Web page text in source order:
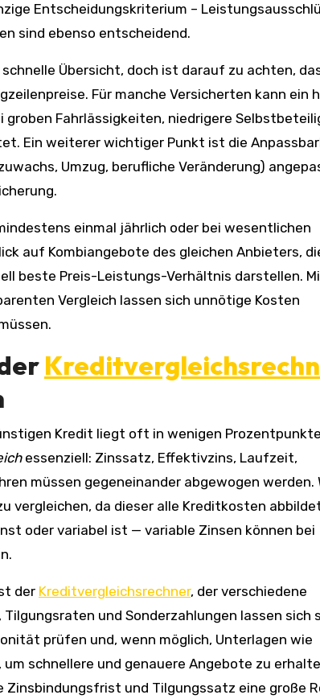
Entscheidungskriterium –
sind ebenso entscheidend.
Übersicht, doch ist darauf zu achten,
Für manche Versicherten kann ein
Fahrlässigkeiten, niedrigere
Ein weiterer wichtiger Punkt ist die
Umzug, berufliche Veränderung)
einmal jährlich oder bei wesentlichen
auf Kombiangebote des gleichen Anbieters,
beste Preis-Leistungs-Verhältnis darstellen.
Vergleich lassen sich unnötige Kosten
Kredit liegt oft in wenigen
essenziell: Zinssatz, Effektivzins, Laufzeit,
müssen gegeneinander abgewogen werden.
vergleichen, da dieser alle Kreditkosten
oder variabel ist — variable Zinsen können bei
der Kreditvergleichsrechner, der verschiedene
und Sonderzahlungen lassen sich
prüfen und, wenn möglich, Unterlagen wie
schnellere und genauere Angebote zu
und Tilgungssatz eine große